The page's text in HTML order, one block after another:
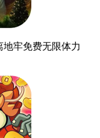
地牢免费无限体力